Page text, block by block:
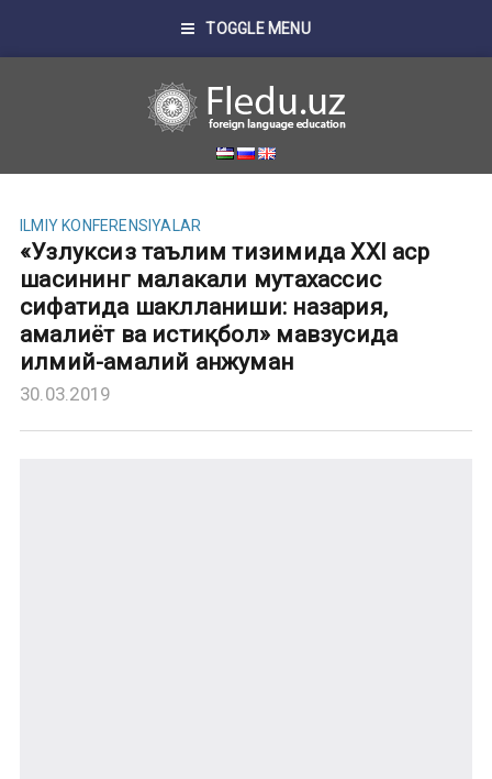
TOGGLE MENU
ILMIY KONFERENSIYALAR
«Узлуксиз таълим тизимида XXI аср
шаҳсининг малакали мутахассис
сифатида шаклланиши: назария,
амалиёт ва истиқбол» мавзусида
илмий-амалий анжуман
30.03.2019